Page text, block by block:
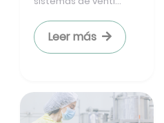
Leer más